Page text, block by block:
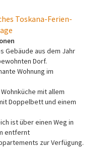
Toskana-Ferien-
Gebäude aus dem Jahr
Dorf.
Wohnung im
mit allem
Doppelbett und einem
ist über einen Weg in
entfernt
zur Verfügung.